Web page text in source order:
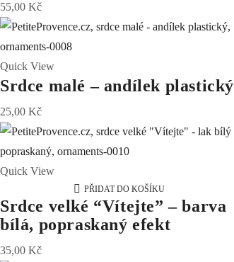
55,00 Kč
Quick View
Srdce malé – andílek plastický
25,00 Kč
Quick View
PŘIDAT DO KOŠÍKU
Srdce velké “Vítejte” – barva
bílá, popraskaný efekt
35,00 Kč